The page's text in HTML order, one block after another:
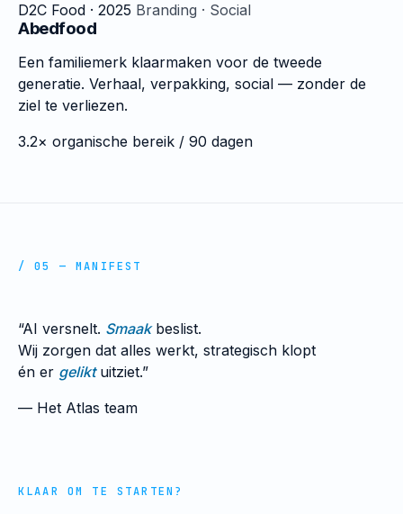
D2C Food · 2025 Branding · Social
Abedfood
Een familiemerk klaarmaken voor de tweede
generatie. Verhaal, verpakking, social — zonder de
ziel te verliezen.
3.2× organische bereik / 90 dagen
/ 05 — MANIFEST
“AI versnelt. Smaakbeslist.
Wij zorgen dat alles werkt, strategisch klopt
én er geliktuitziet.”
— Het Atlas team
KLAAR OM TE STARTEN?